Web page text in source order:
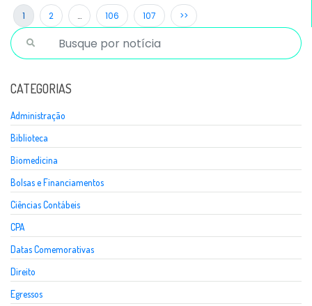
1 2 … 106 107 >>
CATEGORIAS
Administração
Biblioteca
Biomedicina
Bolsas e Financiamentos
Ciências Contábeis
CPA
Datas Comemorativas
Direito
Egressos